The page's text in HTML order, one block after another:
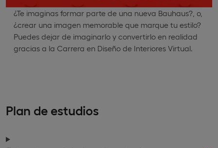
¿Te imaginas formar parte de una nueva Bauhaus?, o,
¿crear una imagen memorable que marque tu estilo?
Puedes dejar de imaginarlo y convertirlo en realidad
gracias a la Carrera en Diseño de Interiores Virtual.
Plan de estudios